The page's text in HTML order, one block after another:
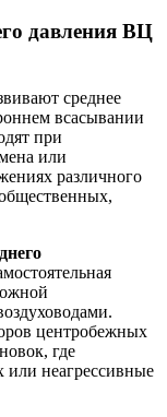
давления ВЦ
среднее
всасывании
при
или
различного
центробежных
где
или неагрессивные